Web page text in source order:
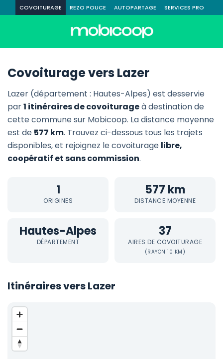
COVOITURAGE REZO POUCE AUTOPARTAGE SERVICES PRO
Covoiturage vers Lazer
Lazer (département : Hautes-Alpes) est desservie
par1 itinéraires de covoiturageà destination de
cette commune sur Mobicoop. La distance moyenne
est de 577 km. Trouvez ci-dessous tous les trajets
disponibles, et rejoignez le covoiturage libre,
coopératif et sans commission.
1
ORIGINES
577 km
DISTANCE MOYENNE
Hautes-Alpes
DÉPARTEMENT
37
AIRES DE COVOITURAGE
(RAYON 10 KM)
Itinéraires vers Lazer